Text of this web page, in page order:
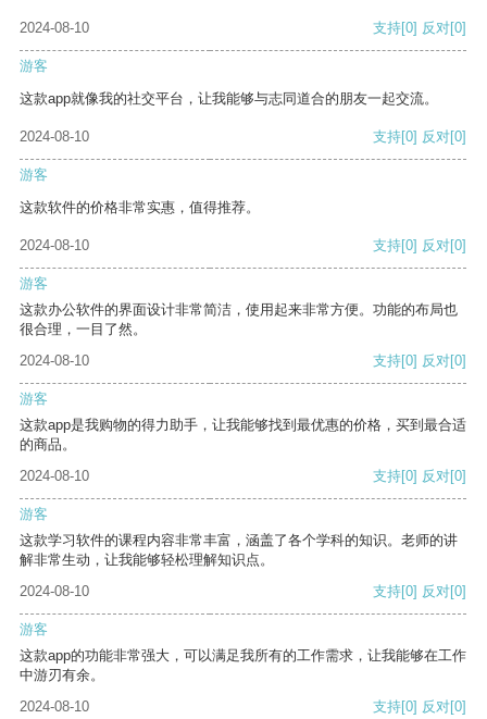
2024-08-10 支持[0] 反对[0]
游客
这款app就像我的社交平台，让我能够与志同道合的朋友一起交流。
2024-08-10 支持[0] 反对[0]
游客
这款软件的价格非常实惠，值得推荐。
2024-08-10 支持[0] 反对[0]
游客
这款办公软件的界面设计非常简洁，使用起来非常方便。功能的布局也
很合理，一目了然。
2024-08-10
支持[0] 反对[0]
游客
这款app是我购物的得力助手，让我能够找到最优惠的价格，买到最合适
的商品。
2024-08-10
支持[0] 反对[0]
游客
这款学习软件的课程内容非常丰富，涵盖了各个学科的知识。老师的讲
解非常生动，让我能够轻松理解知识点。
2024-08-10
支持[0] 反对[0]
游客
这款app的功能非常强大，可以满足我所有的工作需求，让我能够在工作
中游刃有余。
2024-08-10
支持[0] 反对[0]